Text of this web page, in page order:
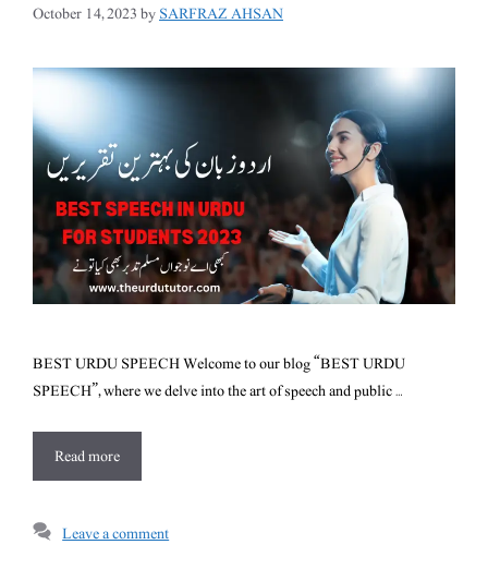
October 14, 2023bySARFRAZ AHSAN
BEST URDU SPEECH Welcome to our blog “BEST URDU
SPEECH”, where we delve into the art of speech and public …
Read more
Leave a comment